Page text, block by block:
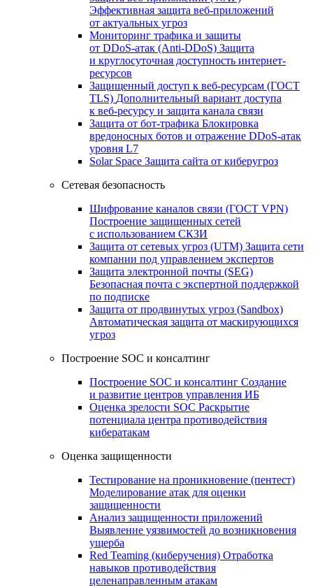
Эффективная защита веб-приложений
от актуальных угроз
Мониторинг трафика и защиты
от DDoS‑атак (Anti‑DDoS) Защита
и круглосуточная доступность интернет-
ресурсов
Защищенный доступ к веб-ресурсам (ГОСТ
TLS) Дополнительный вариант доступа
к веб‑ресурсу и защита канала связи
Защита от бот‑трафика Блокировка
вредоносных ботов и отражение DDoS‑атак
уровня L7
Solar Space Защита сайта от киберугроз
Сетевая безопасность
Шифрование каналов связи (ГОСТ VPN)
Построение защищенных сетей
с использованием СКЗИ
Защита от сетевых угроз (UTM) Защита сети
компании под управлением экспертов
Защита электронной почты (SEG)
Безопасная почта с экспертной поддержкой
по подписке
Защита от продвинутых угроз (Sandbox)
Автоматическая защита от маскирующихся
угроз
Построение SOC и консалтинг
Построение SOC и консалтинг Создание
и развитие центров управления ИБ
Оценка зрелости SOC Раскрытие
потенциала центра противодействия
кибератакам
Оценка защищенности
Тестирование на проникновение (пентест)
Моделирование атак для оценки
защищенности
Анализ защищенности приложений
Выявление уязвимостей до возникновения
ущерба
Red Teaming (киберучения) Отработка
навыков противодействия
целенаправленным атакам